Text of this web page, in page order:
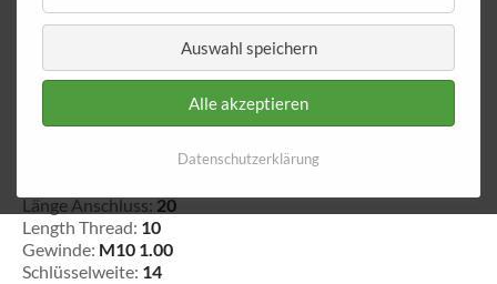
Innengewinde - fest 710
Länge Anschluss: 20
Length Thread: 10
Gewinde: M10 1.00
Schlüsselweite: 14
Auswahl speichern
Alle akzeptieren
Datenschutzerklärung